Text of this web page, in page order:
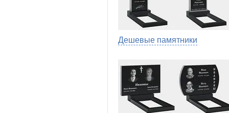
Дешевые памятники